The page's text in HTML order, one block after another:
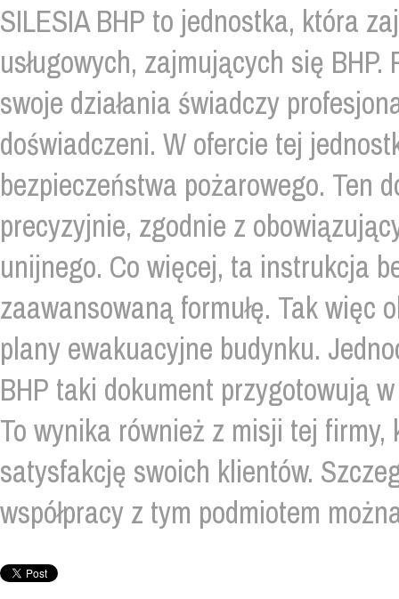
SILESIA BHP to jednostka, która
usługowych, zajmujących się
swoje działania świadczy
doświadczeni. W ofercie tej
bezpieczeństwa pożarowego. Ten
precyzyjnie, zgodnie z
unijnego. Co więcej, ta instrukcja
zaawansowaną formułę. Tak więc
plany ewakuacyjne budynku.
BHP taki dokument przygotowują
To wynika również z misji tej firmy,
satysfakcję swoich klientów.
współpracy z tym podmiotem